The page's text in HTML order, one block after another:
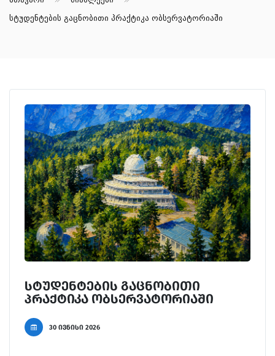
Სტუდენტების Გაცნობითი Პრაქტიკა Ობსერვატორიაში
სტუდენტების გაცნობითი
პრაქტიკა ობსერვატორიაში
30 ივნისი 2026